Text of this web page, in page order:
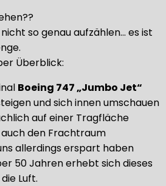
so genau aufzählen… es ist
Überblick:
Boeing 747 „Jumbo Jet“
und sich innen umschauen
auf einer Tragfläche
den Frachtraum
allerdings erspart haben
50 Jahren erhebt sich dieses
Luft.